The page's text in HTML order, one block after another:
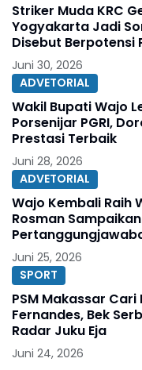
Striker Muda KRC
Yogyakarta Jadi
Disebut Berpotensi
Indonesia
Juni 30, 2026
ADVETORIAL
Wakil Bupati Wajo
Porsenijar PGRI,
Prestasi Terbaik
Juni 28, 2026
ADVETORIAL
Wajo Kembali Raih
Rosman Sampaikan
DPRD
Juni 25, 2026
SPORT
PSM Makassar
Fernandes, Bek
Radar Juku Eja
Juni 24, 2026